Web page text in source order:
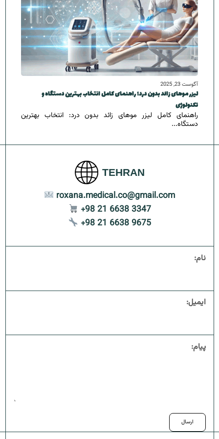
آگوست 23, 2025
لیزر موهای زائد بدون درد؛ راهنمای کامل انتخاب بهترین دستگاه و
تکنولوژی
راهنمای کامل لیزر موهای زائد بدون درد: انتخاب بهترین
دستگاه‌...
نام:
ایمیل:
پیام:
TEHRAN
roxana.medical.co@gmail.com
+98 21 6638 3347
+98 21 6638 9675